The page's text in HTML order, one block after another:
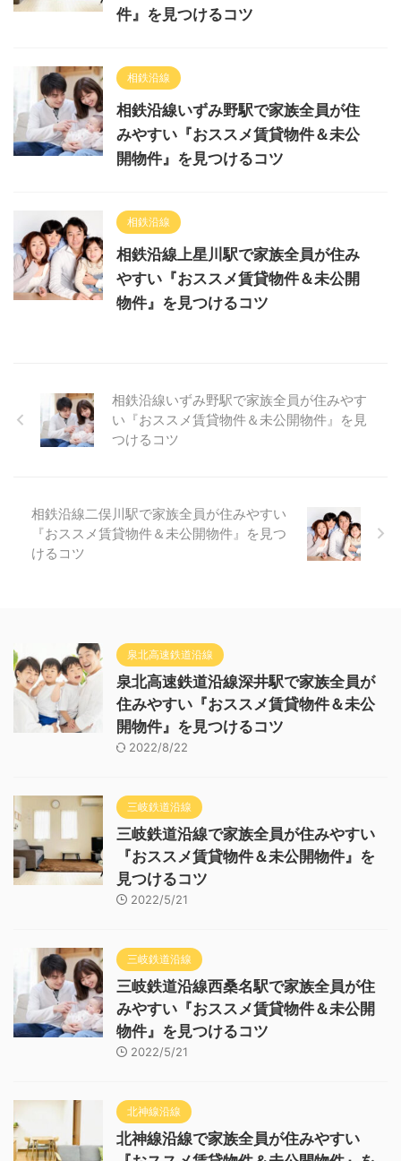
件』を見つけるコツ
相鉄沿線
相鉄沿線いずみ野駅で家族全員が住
みやすい『おススメ賃貸物件＆未公
開物件』を見つけるコツ
相鉄沿線
相鉄沿線上星川駅で家族全員が住み
やすい『おススメ賃貸物件＆未公開
物件』を見つけるコツ
相鉄沿線いずみ野駅で家族全員が住みやす
い『おススメ賃貸物件＆未公開物件』を見
つけるコツ
相鉄沿線二俣川駅で家族全員が住みやすい
『おススメ賃貸物件＆未公開物件』を見つ
けるコツ
泉北高速鉄道沿線
泉北高速鉄道沿線深井駅で家族全員が
住みやすい『おススメ賃貸物件＆未公
開物件』を見つけるコツ
2022/8/22
三岐鉄道沿線
三岐鉄道沿線で家族全員が住みやすい
『おススメ賃貸物件＆未公開物件』を
見つけるコツ
2022/5/21
三岐鉄道沿線
三岐鉄道沿線西桑名駅で家族全員が住
みやすい『おススメ賃貸物件＆未公開
物件』を見つけるコツ
2022/5/21
北神線沿線
北神線沿線で家族全員が住みやすい